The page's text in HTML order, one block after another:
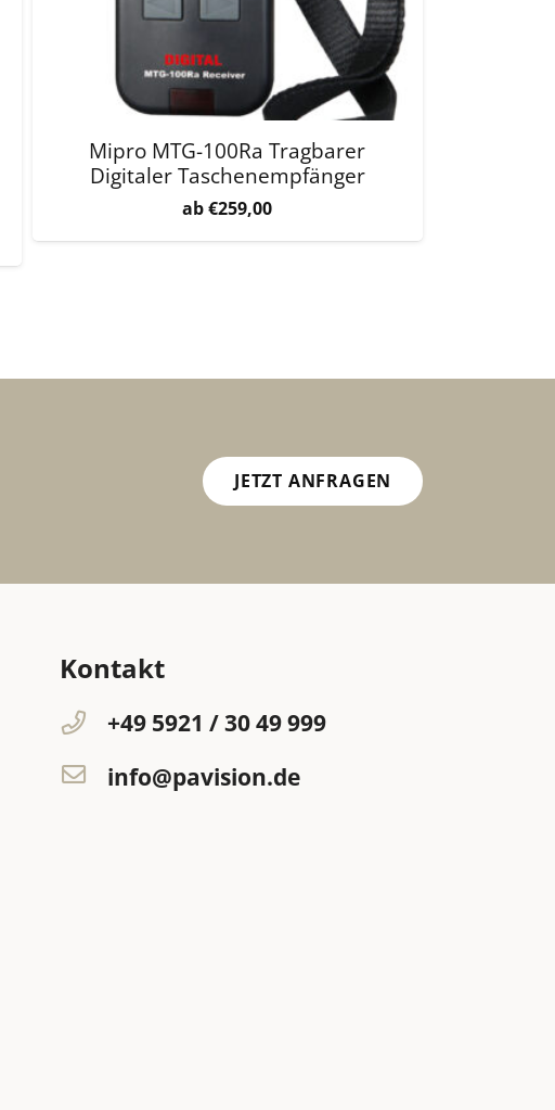
Mipro MTG-100Ra Tragbarer
Digitaler Taschenempfänger
€259,00
JETZT ANFRAGEN
Kontakt
+49 5921 / 30 49 999
info@pavision.de